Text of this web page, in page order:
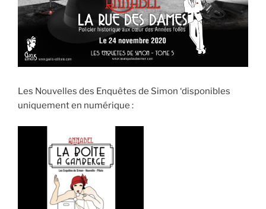
Les Nouvelles des Enquêtes de Simon ‘disponibles
uniquement en numérique :